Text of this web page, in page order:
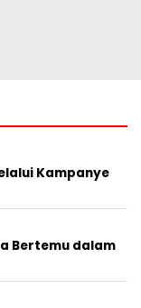
Kampanye
Bertemu dalam